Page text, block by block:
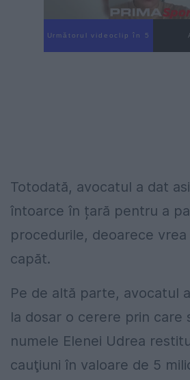
Următorul videoclip în 4
Totodată, avocatul a dat
întoarce în țară pentru a
procedurile, deoarece
capăt.
Pe de altă parte, avocatul
la dosar o cerere prin care
numele Elenei Udrea
cauţiuni în valoare de 5